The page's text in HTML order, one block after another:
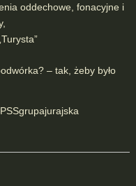
oddechowe, fonacyjne i
– tak, żeby było